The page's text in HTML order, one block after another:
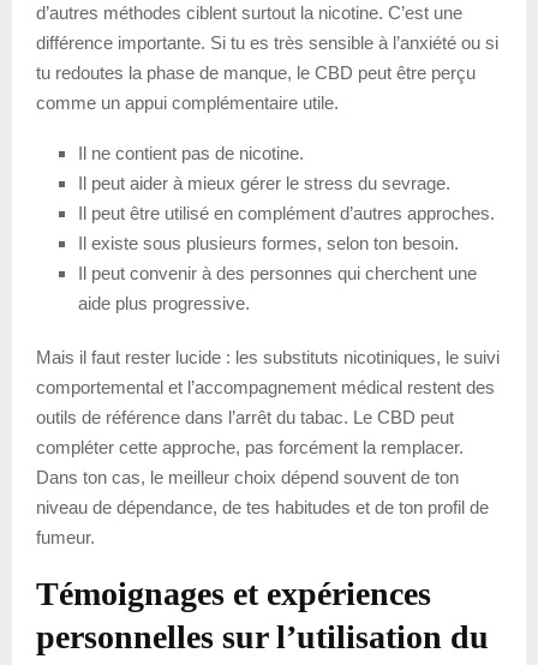
d’autres méthodes ciblent surtout la nicotine. C’est une
différence importante. Si tu es très sensible à l’anxiété ou si
tu redoutes la phase de manque, le CBD peut être perçu
comme un appui complémentaire utile.
Il ne contient pas de nicotine.
Il peut aider à mieux gérer le stress du sevrage.
Il peut être utilisé en complément d’autres approches.
Il existe sous plusieurs formes, selon ton besoin.
Il peut convenir à des personnes qui cherchent une
aide plus progressive.
Mais il faut rester lucide : les substituts nicotiniques, le suivi
comportemental et l’accompagnement médical restent des
outils de référence dans l’arrêt du tabac. Le CBD peut
compléter cette approche, pas forcément la remplacer.
Dans ton cas, le meilleur choix dépend souvent de ton
niveau de dépendance, de tes habitudes et de ton profil de
fumeur.
Témoignages et expériences
personnelles sur l’utilisation du